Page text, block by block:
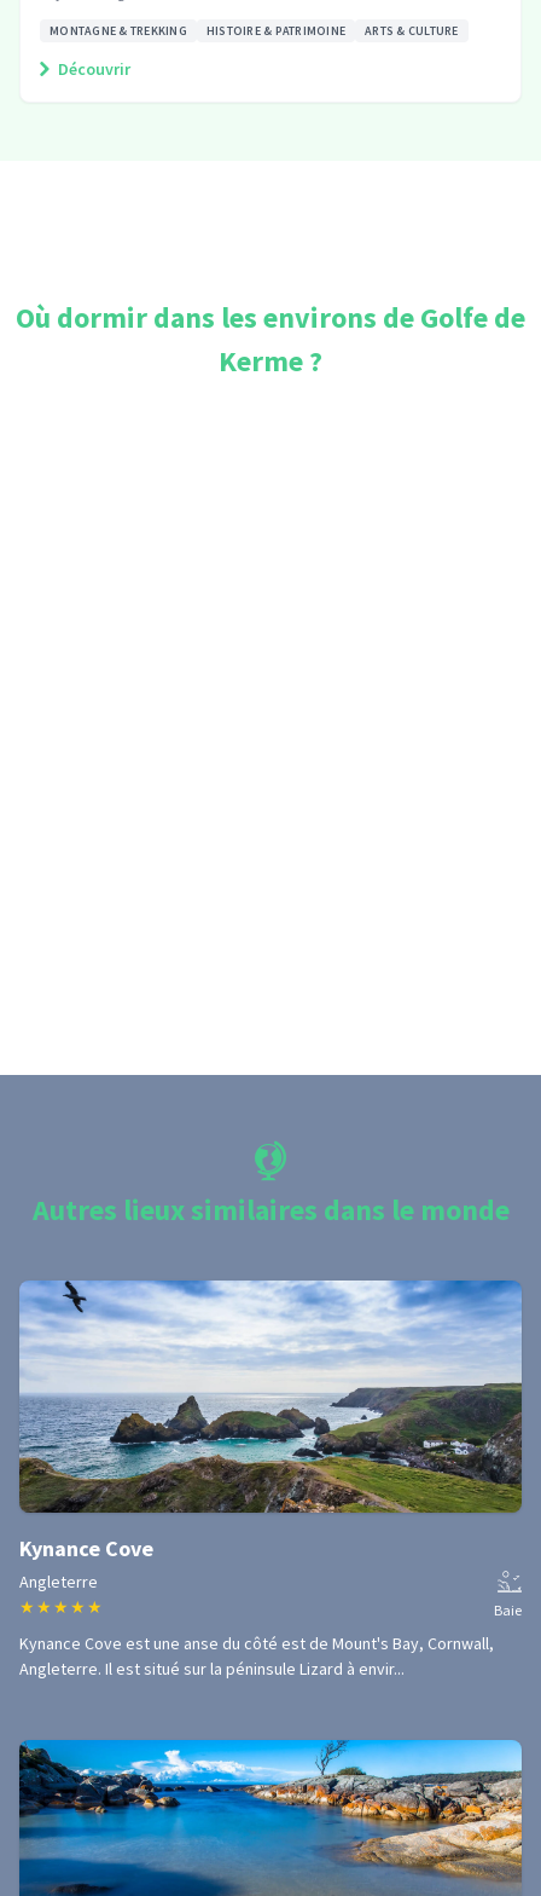
MONTAGNE & TREKKING HISTOIRE & PATRIMOINE ARTS & CULTURE
Découvrir
Où dormir dans les environs deGolfe de
Kerme?
Autres lieux similaires dans le monde
Kynance Cove
Angleterre
★ ★ ★ ★ ★ Baie
Kynance Cove est une anse du côté est de Mount's Bay, Cornwall,
Angleterre. Il est situé sur la péninsule Lizard à envir...